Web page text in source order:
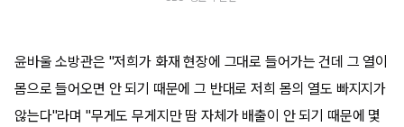
윤바울 소방관은 "저희가 화재 현장에 그대로 들어가는 건데 그 열이
몸으로 들어오면 안 되기 때문에 그 반대로 저희 몸의 열도 빠지지가
않는다"라며 "무게도 무게지만 땀 자체가 배출이 안 되기 때문에 몇